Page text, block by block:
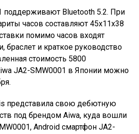
поддерживают Bluetooth 5.2. При
часов составляют 45х11х38
помимо часов входят
браслет и краткое руководство
стоимость 5800
JA2-SMW0001 в Японии можно